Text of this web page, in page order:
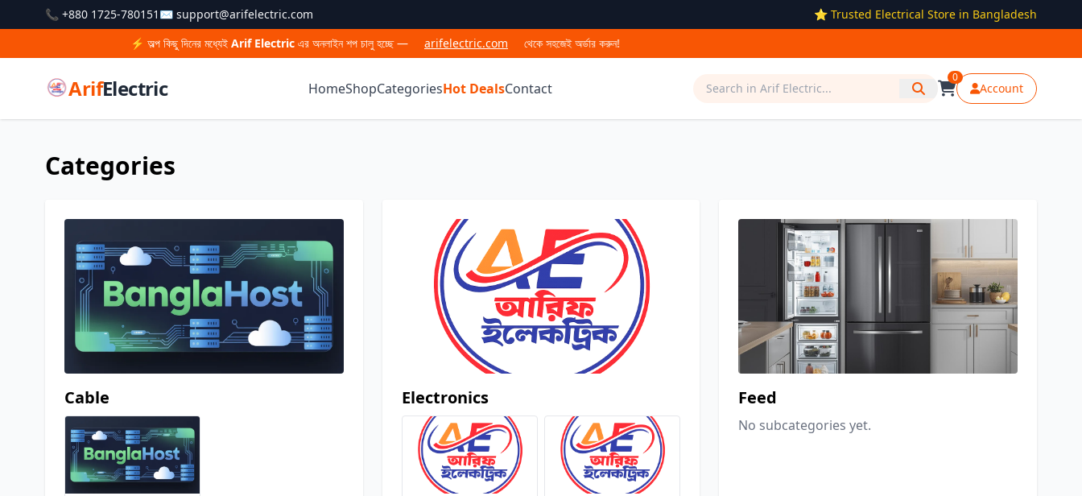
📞 +880 1725-780151 ✉ support@arifelectric.com
⭐ Trusted Electrical Store in Bangladesh
⚡ অল্প কিছু দিনের মধ্যেইArif Electricএর অনলাইন শপ চালু হচ্ছে — arifelectric.com থেকে সহজেই অর্ডার করুন!
ArifElectric HomeShopCategoriesHot DealsContact
0
Account
Categories
Cable Electronics Feed
No subcategories yet.